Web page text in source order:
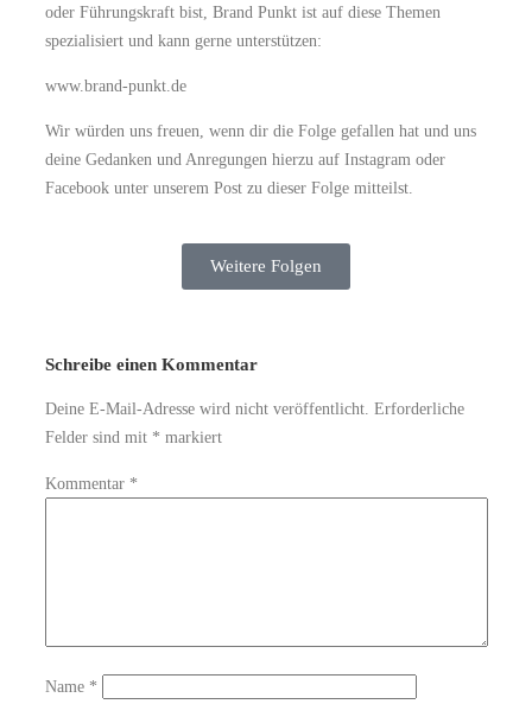
oder Führungskraft bist, Brand Punkt ist auf diese Themen
spezialisiert und kann gerne unterstützen:
www.brand-punkt.de
Wir würden uns freuen, wenn dir die Folge gefallen hat und uns
deine Gedanken und Anregungen hierzu auf Instagram oder
Facebook unter unserem Post zu dieser Folge mitteilst.
Weitere Folgen
Schreibe einen Kommentar
Deine E-Mail-Adresse wird nicht veröffentlicht. Erforderliche
Felder sind mit * markiert
Kommentar *
Name *